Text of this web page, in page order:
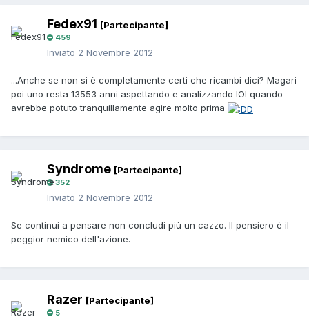
Fedex91 [Partecipante]
459
Inviato 2 Novembre 2012
...Anche se non si è completamente certi che ricambi dici? Magari
poi uno resta 13553 anni aspettando e analizzando IOI quando
avrebbe potuto tranquillamente agire molto prima
Syndrome [Partecipante]
352
Inviato 2 Novembre 2012
Se continui a pensare non concludi più un cazzo. Il pensiero è il
peggior nemico dell'azione.
Razer [Partecipante]
5